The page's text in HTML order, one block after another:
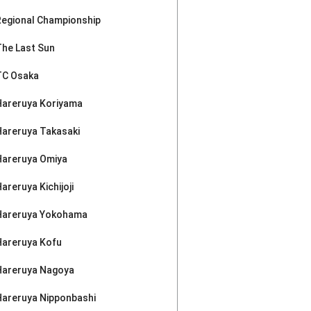
Championship
Last Sun
Osaka
Koriyama
Takasaki
Omiya
Kichijoji
Yokohama
Kofu
Nagoya
Nipponbashi